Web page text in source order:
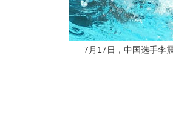
7月17日，中国选手李震